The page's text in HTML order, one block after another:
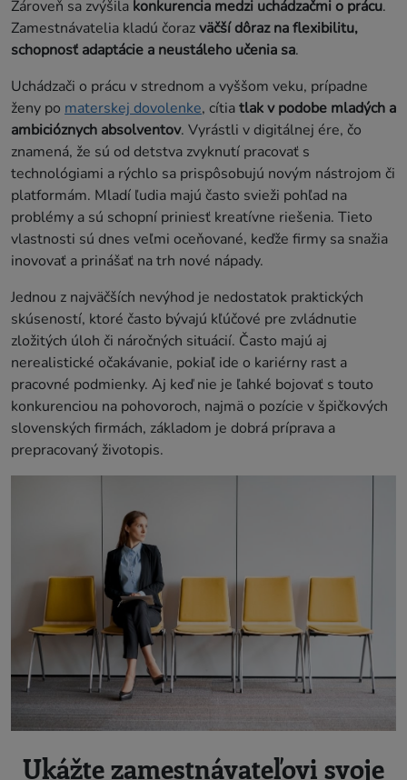
Zároveň sa zvýšila konkurencia medzi uchádzačmi o prácu.
Zamestnávatelia kladú čorazväčší dôraz na flexibilitu,
schopnosť adaptácie a neustáleho učenia sa.
Uchádzači o prácu v strednom a vyššom veku, prípadne
ženy po materskej dovolenke, cítiatlak v podobe mladých a
ambicióznych absolventov. Vyrástli v digitálnej ére, čo
znamená, že sú od detstva zvyknutí pracovať s
technológiami a rýchlo sa prispôsobujú novým nástrojom či
platformám. Mladí ľudia majú často svieži pohľad na
problémy a sú schopní priniesť kreatívne riešenia. Tieto
vlastnosti sú dnes veľmi oceňované, keďže firmy sa snažia
inovovať a prinášať na trh nové nápady.
Jednou z najväčších nevýhod je nedostatok praktických
skúseností, ktoré často bývajú kľúčové pre zvládnutie
zložitých úloh či náročných situácií. Často majú aj
nerealistické očakávanie, pokiaľ ide o kariérny rast a
pracovné podmienky. Aj keď nie je ľahké bojovať s touto
konkurenciou na pohovoroch, najmä o pozície v špičkových
slovenských firmách, základom je dobrá príprava a
prepracovaný životopis.
Ukážte zamestnávateľovi svoje